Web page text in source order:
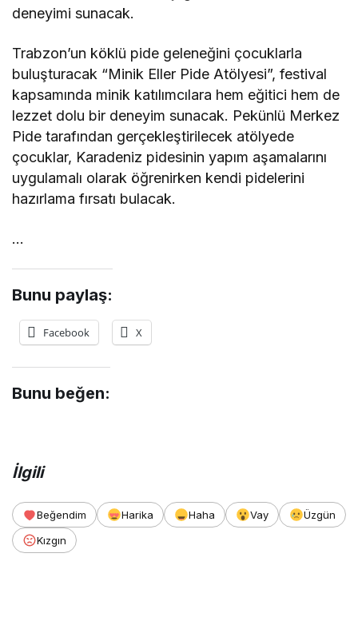
deneyimi sunacak.
Trabzon’un köklü pide geleneğini çocuklarla
buluşturacak “Minik Eller Pide Atölyesi”, festival
kapsamında minik katılımcılara hem eğitici hem de
lezzet dolu bir deneyim sunacak. Pekünlü Merkez
Pide tarafından gerçekleştirilecek atölyede
çocuklar, Karadeniz pidesinin yapım aşamalarını
uygulamalı olarak öğrenirken kendi pidelerini
hazırlama fırsatı bulacak.
…
Bunu paylaş:
Facebook X
Bunu beğen:
İlgili
Beğendim Harika Haha Vay
Üzgün
Kızgın